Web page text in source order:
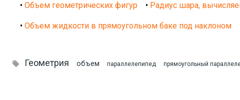
• Объем геометрических фигур • Радиус шара,
• Объем жидкости в прямоугольном баке под наклоном
 Геометрия объем параллелепипед прямоугольный